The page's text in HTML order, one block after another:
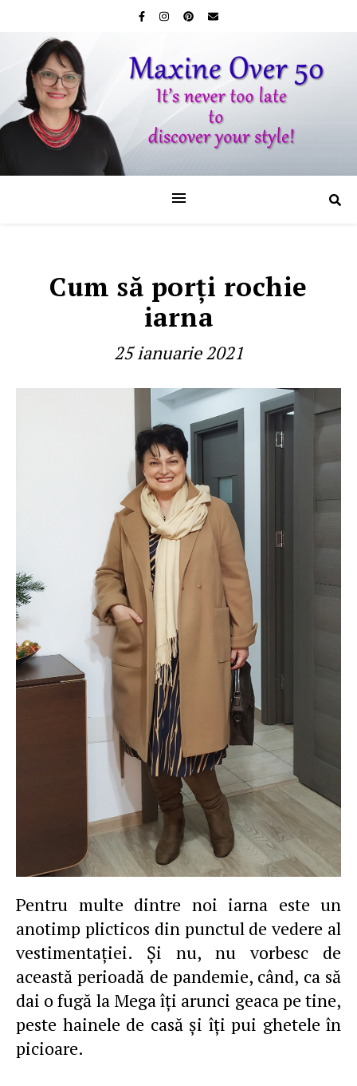
Cum să porţi rochie
iarna
25 ianuarie 2021
Pentru multe dintre noi iarna este un
anotimp plicticos din punctul de vedere al
vestimentaţiei. Şi nu, nu vorbesc de
această perioadă de pandemie, când, ca să
dai o fugă la Mega îţi arunci geaca pe tine,
peste hainele de casă şi îţi pui ghetele în
picioare.